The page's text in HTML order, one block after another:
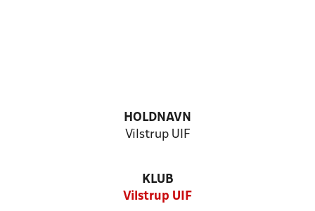
HOLDNAVN
Vilstrup UIF
KLUB
Vilstrup UIF